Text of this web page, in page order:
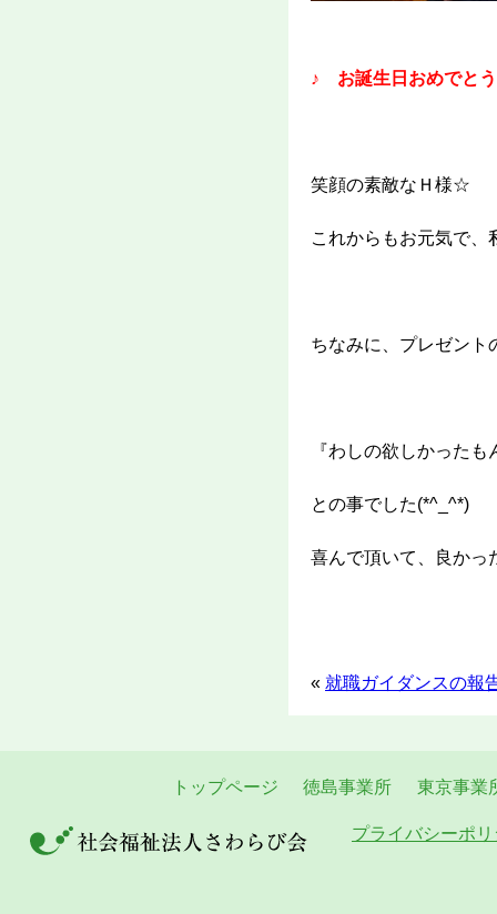
♪ お誕生日おめでと
笑顔の素敵なＨ様☆
これからもお元気で、
ちなみに、プレゼント
『わしの欲しかった
との事でした(*^_^*)
喜んで頂いて、良かっ
« 就職ガイダンスの報
トップページ 徳島事業所 東京事業
プライバシーポ